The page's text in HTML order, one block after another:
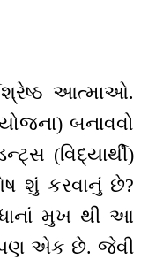
આત્માઓ.
બનાવવો
(વિદ્યાર્થી)
શું કરવાનું છે?
મુખ થી આ
એક છે. જેવી